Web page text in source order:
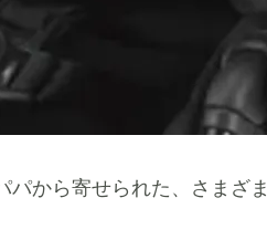
パから寄せられた、さまざま